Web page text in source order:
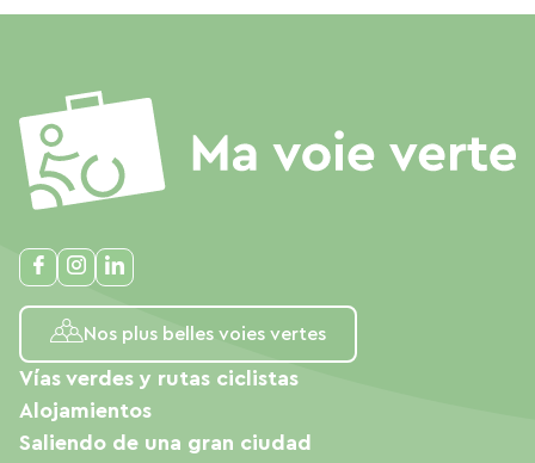
Nos plus belles voies vertes
Vías verdes y rutas ciclistas
Alojamientos
Saliendo de una gran ciudad